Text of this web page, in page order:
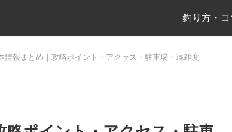
釣り方・コ
情報まとめ｜攻略ポイント・アクセス・駐車場・混雑度